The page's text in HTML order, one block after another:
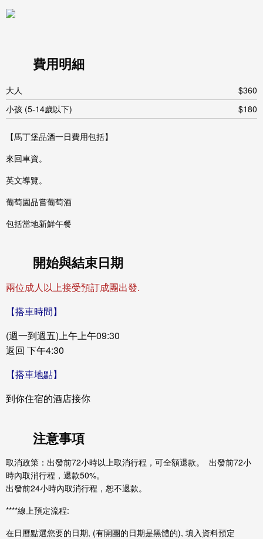
費用明細
大人
$360
小孩 (5-14歲以下)
$180
【馬丁堡品酒一日費用包括】
​來回車資。
英文導覽。
葡萄園品嘗葡萄酒
包括當地新鮮午餐
開始與結束日期
兩位成人以上接受預訂成團出發.
【搭車時間】
(週一到週五)上午上午09:30
返回 下午4:30
【搭車地點】
到你住宿的酒店接你
注意事項
取消政策：出發前72小時以上取消行程，可全額退款。 出發前72小
時內取消行程，退款50%。
出發前24小時內取消行程，恕不退款。
****線上預定流程:
在日曆點選您要的日期, (有開團的日期是黑體的), 填入資料預定